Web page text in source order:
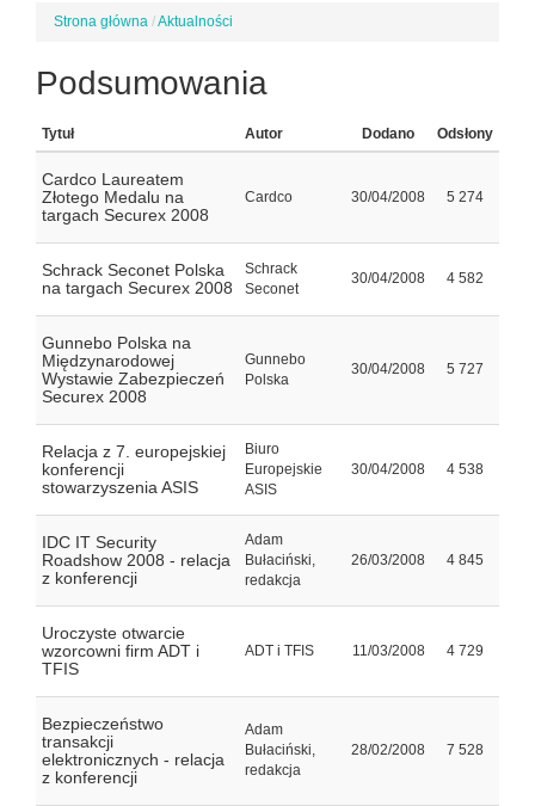
Jesteś
Strona główna /Aktualności
Podsumowania
Tytuł Autor Dodano Odsłony
Cardco Laureatem
Złotego Medalu na
targach Securex 2008
Cardco 30/04/2008 5 274
Schrack Seconet Polska
na targach Securex 2008
Schrack
Seconet
30/04/2008 4 582
Gunnebo Polska na
Międzynarodowej
Wystawie Zabezpieczeń
Securex 2008
Gunnebo
Polska
30/04/2008 5 727
Relacja z 7. europejskiej
konferencji
stowarzyszenia ASIS
Biuro
Europejskie
ASIS
30/04/2008 4 538
IDC IT Security
Roadshow 2008 - relacja
z konferencji
Adam
Bułaciński,
redakcja
26/03/2008 4 845
Uroczyste otwarcie
wzorcowni firm ADT i
TFIS
ADT i TFIS 11/03/2008 4 729
Bezpieczeństwo
transakcji
elektronicznych - relacja
z konferencji
Adam
Bułaciński,
redakcja
28/02/2008 7 528